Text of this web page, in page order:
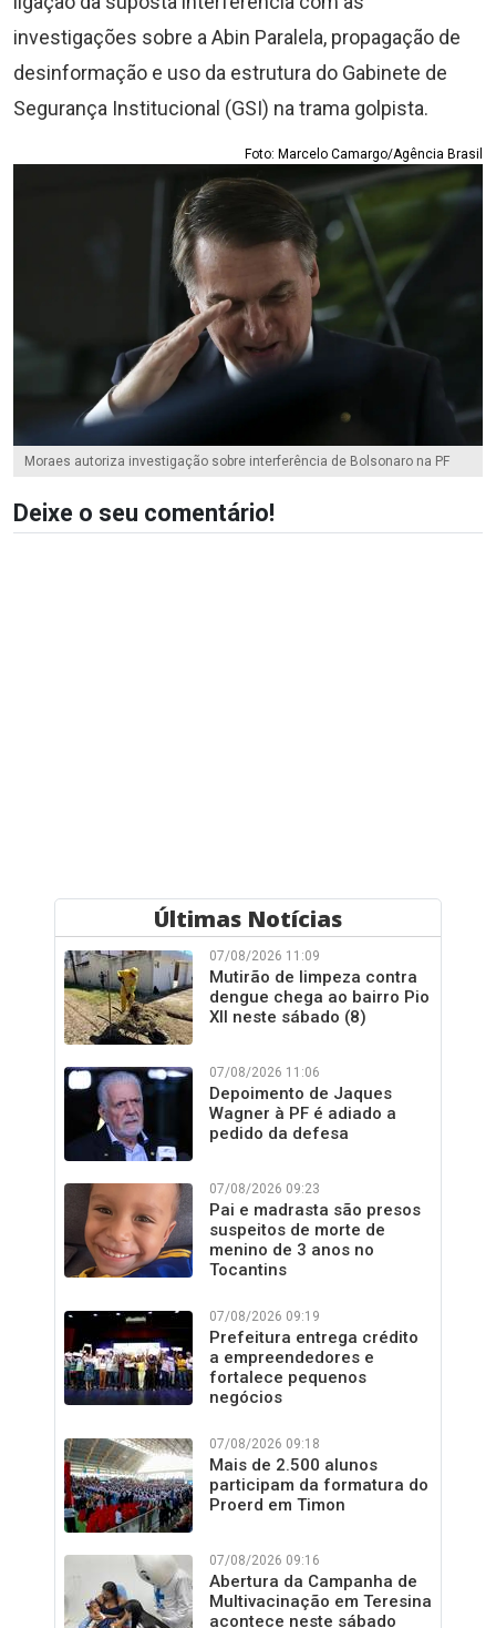
investigações sobre a Abin Paralela, propagação de
desinformação e uso da estrutura do Gabinete de
Segurança Institucional (GSI) na trama golpista.
Foto: Marcelo Camargo/Agência Brasil
Moraes autoriza investigação sobre interferência de Bolsonaro na PF
Deixe o seu comentário!
Últimas Notícias
07/08/2026 11:09
Mutirão de limpeza contra
dengue chega ao bairro Pio
XII neste sábado (8)
07/08/2026 11:06
Depoimento de Jaques
Wagner à PF é adiado a
pedido da defesa
07/08/2026 09:23
Pai e madrasta são presos
suspeitos de morte de
menino de 3 anos no
Tocantins
07/08/2026 09:19
Prefeitura entrega crédito
a empreendedores e
fortalece pequenos
negócios
07/08/2026 09:18
Mais de 2.500 alunos
participam da formatura do
Proerd em Timon
07/08/2026 09:16
Abertura da Campanha de
Multivacinação em Teresina
acontece neste sábado